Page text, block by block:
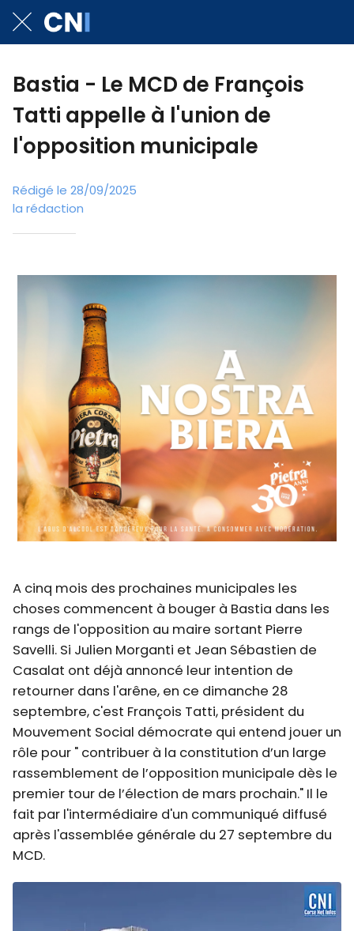
Bastia - Le MCD de François
Tatti appelle à l'union de
l'opposition municipale
Rédigé le 28/09/2025
la rédaction
A cinq mois des prochaines municipales les
choses commencent à bouger à Bastia dans les
rangs de l'opposition au maire sortant Pierre
Savelli. Si Julien Morganti et Jean Sébastien de
Casalat ont déjà annoncé leur intention de
retourner dans l'arêne, en ce dimanche 28
septembre, c'est François Tatti, président du
Mouvement Social démocrate qui entend jouer un
rôle pour " contribuer à la constitution d’un large
rassemblement de l’opposition municipale dès le
premier tour de l’élection de mars prochain." Il le
fait par l'intermédiaire d'un communiqué diffusé
après l'assemblée générale du 27 septembre du
MCD.